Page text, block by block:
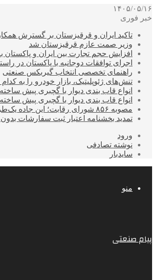
۱۴۰۵/۰۵/۱۶
خبر فوری
تاکید ایران و قرقیزستان بر گسترش
وزیر صمت عازم قرقیزستان شد
افزایش حجم تجارت بین ایران و پاکستان به رقم ۱۰
اجرای توافقات دوجانبه با پاکستان در
راهنمای تخصصی انتخاب گیربکس صنعتی
تنش‌های ژئوپلیتیک، بازار خودرو را به
انواع قاب بندی دیوار با گچبری پیش
انواع قاب بندی دیوار با گچبری پیش
مصوبه ۸۵۶ شورای رقابت؛ این جاده یک‌طرفه است
تمدید بخشنامه اعتبار ثبت سفارشات بدون انتقال
ورود
نوشته تصادفی
سایدبار
منو
پیام صنعتی